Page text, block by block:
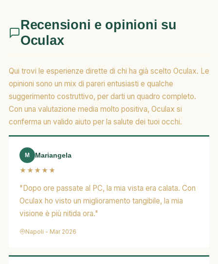
Recensioni e opinioni su
Oculax
Qui trovi le esperienze dirette di chi ha già scelto Oculax. Le
opinioni sono un mix di pareri entusiasti e qualche
suggerimento costruttivo, per darti un quadro completo.
Con una valutazione media molto positiva, Oculax si
conferma un valido aiuto per la salute dei tuoi occhi.
M
Mariangela
★★★★★
"Dopo ore passate al PC, la mia vista era calata. Con
Oculax ho visto un miglioramento tangibile, la mia
visione è più nitida ora."
Napoli - Mar 2026